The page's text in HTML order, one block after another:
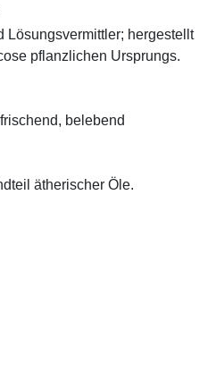
Lösungsvermittler; hergestellt
pflanzlichen Ursprungs.
belebend
ätherischer Öle.